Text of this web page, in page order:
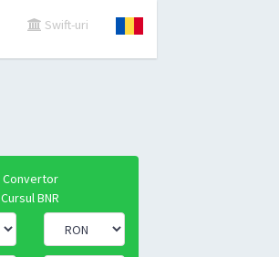
Swift-uri
Convertor
Cursul BNR